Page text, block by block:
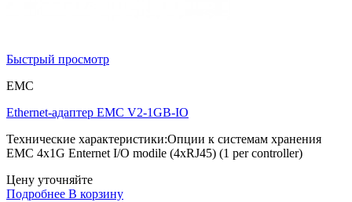
Быстрый просмотр
EMC
Ethernet-адаптер EMC V2-1GB-IO
Технические характеристики:Опции к системам хранения
EMC 4x1G Enternet I/O modile (4xRJ45) (1 per controller)
Цену уточняйте
Подробнее В корзину